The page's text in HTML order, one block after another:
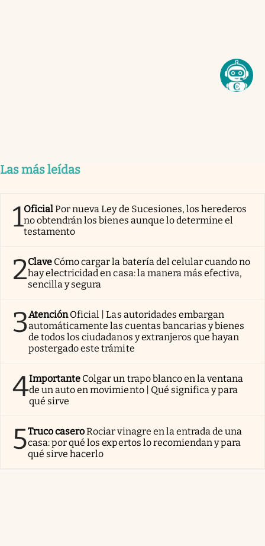
Las más leídas
1OficialPor nueva Ley de Sucesiones, los herederos
no obtendrán los bienes aunque lo determine el
testamento
2Clave Cómo cargar la batería del celular cuando no
hay electricidad en casa: la manera más efectiva,
sencilla y segura
3AtenciónOficial | Las autoridades embargan
automáticamente las cuentas bancarias y bienes
de todos los ciudadanos y extranjeros que hayan
postergado este trámite
4Importante Colgar un trapo blanco en la ventana
de un auto en movimiento | Qué significa y para
qué sirve
5Truco caseroRociar vinagre en la entrada de una
casa: por qué los expertos lo recomiendan y para
qué sirve hacerlo